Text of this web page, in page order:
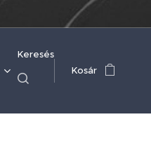
Keresés
Kosár